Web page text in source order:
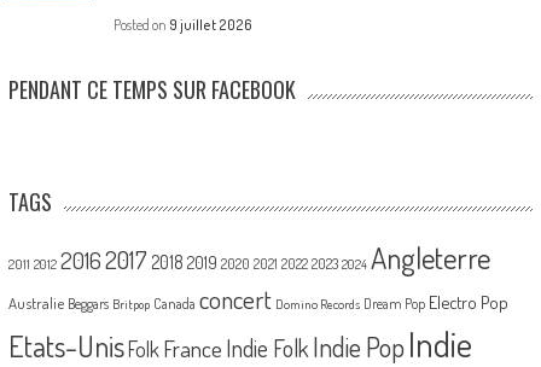
Posted on 9 juillet 2026
PENDANT CE TEMPS SUR FACEBOOK
TAGS
2011 2012 20162017 2018 2019 2020 2021 2022 2023 2024 Angleterre
Australie Beggars Britpop Canada concert Domino Records Dream Pop Electro Pop
Etats-UnisFolk France Indie Folk Indie PopIndie